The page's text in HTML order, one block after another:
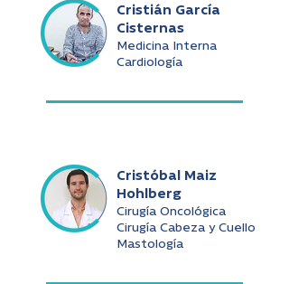
Cristián García
Cisternas
Medicina Interna
Cardiología
Cristóbal Maiz
Hohlberg
Cirugía Oncológica
Cirugía Cabeza y Cuello
Mastología